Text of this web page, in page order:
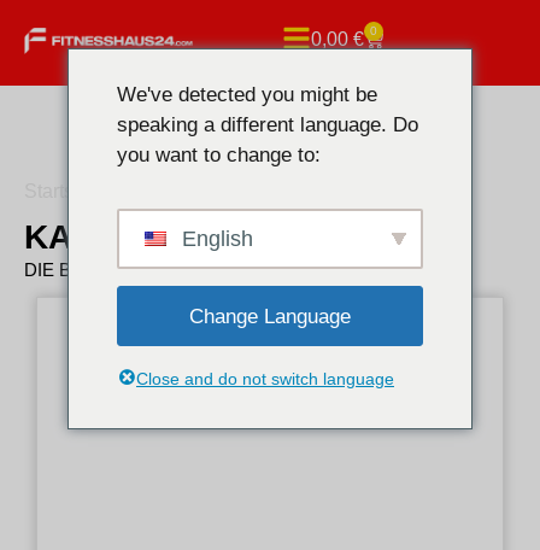
0,00€ 0
KAUFEN HILMA BIOCARE
DIE BESTEN HILMA BIOCARE
We've detected you might be
speaking a different language. Do
you want to change to:
English
Change Language
Close and do not switch language